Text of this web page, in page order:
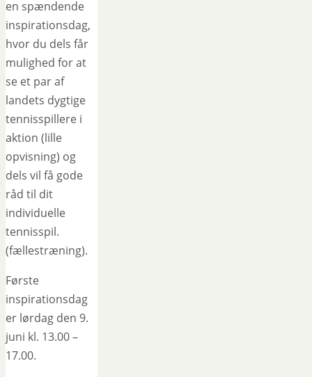
en spændende
inspirationsdag,
hvor du dels får
mulighed for at
se et par af
landets dygtige
tennisspillere i
aktion (lille
opvisning) og
dels vil få gode
råd til dit
individuelle
tennisspil.
(fællestræning).
Første
inspirationsdag
er lørdag den 9.
juni kl. 13.00 –
17.00.